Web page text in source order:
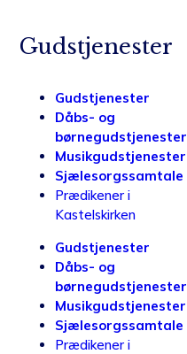
Gudstjenester
Gudstjenester
Dåbs- og
børnegudstjenester
Musikgudstjenester
Sjælesorgssamtale
Prædikener i
Kastelskirken
Gudstjenester
Dåbs- og
børnegudstjenester
Musikgudstjenester
Sjælesorgssamtale
Prædikener i